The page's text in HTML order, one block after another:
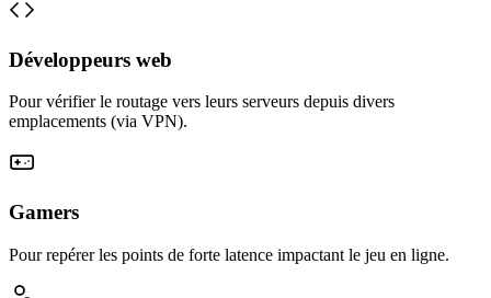
Développeurs web
Pour vérifier le routage vers leurs serveurs depuis divers
emplacements (via VPN).
Gamers
Pour repérer les points de forte latence impactant le jeu en ligne.